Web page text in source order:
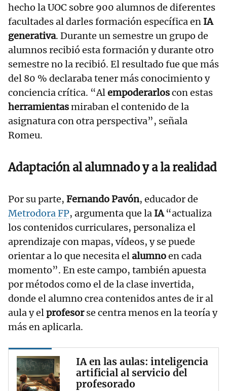
hecho la UOC sobre 900 alumnos de diferentes
facultades al darles formación específica en IA
generativa. Durante un semestre un grupo de
alumnos recibió esta formación y durante otro
semestre no la recibió. El resultado fue que más
del 80 % declaraba tener más conocimiento y
conciencia crítica. “Alempoderarloscon estas
herramientasmiraban el contenido de la
asignatura con otra perspectiva”, señala
Romeu.
Adaptación al alumnado y a la realidad
Por su parte, Fernando Pavón, educador de
Metrodora FP, argumenta que la IA“actualiza
los contenidos curriculares, personaliza el
aprendizaje con mapas, vídeos, y se puede
orientar a lo que necesita elalumnoen cada
momento”. En este campo, también apuesta
por métodos como el de la clase invertida,
donde el alumno crea contenidos antes de ir al
aula y elprofesorse centra menos en la teoría y
más en aplicarla.
IA en las aulas: inteligencia
artificial al servicio del
profesorado